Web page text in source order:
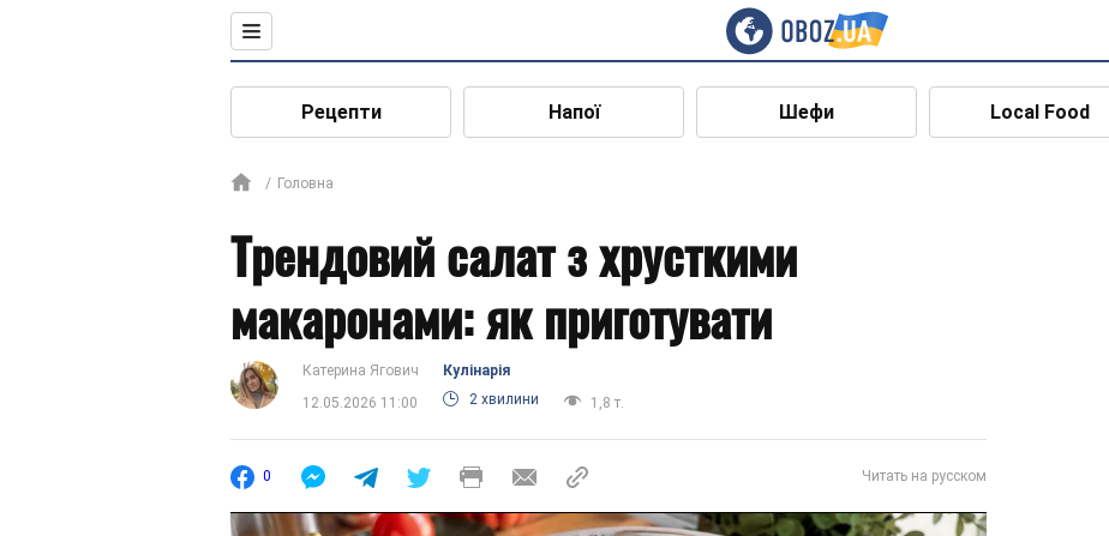
Рецепти Напої Шефи Local Food
Головна
Трендовий салат з хрусткими
макаронами: як приготувати
Катерина Ягович
Кулінарія
12.05.2026 11:00
2 хвилини 1,8 т.
0 Читать на русском